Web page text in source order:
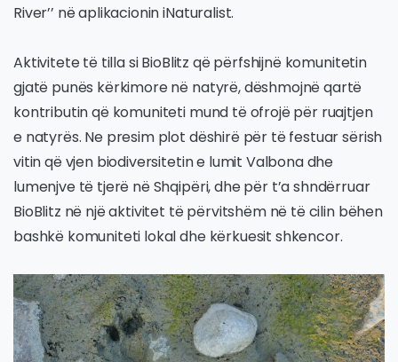
River’’ në aplikacionin iNaturalist.
Aktivitete të tilla si BioBlitz që përfshijnë komunitetin
gjatë punës kërkimore në natyrë, dëshmojnë qartë
kontributin që komuniteti mund të ofrojë për ruajtjen
e natyrës. Ne presim plot dëshirë për të festuar sërish
vitin që vjen biodiversitetin e lumit Valbona dhe
lumenjve të tjerë në Shqipëri, dhe për t’a shndërruar
BioBlitz në një aktivitet të përvitshëm në të cilin bëhen
bashkë komuniteti lokal dhe kërkuesit shkencor.